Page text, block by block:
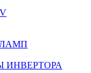
ЛАМП
ИНВЕРТОРА